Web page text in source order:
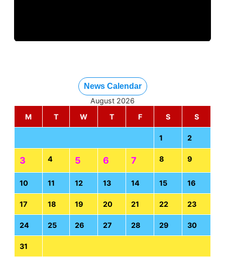
News Calendar
August 2026
M
T W T F S S
1 2
3 4 5 6 7 8 9
10 11 12 13 14 15 16
17 18 19 20 21 22 23
24 25 26 27 28 29 30
31